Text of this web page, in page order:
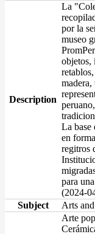
Description
La
por la
museo
objetos,
madera,
La base
en
regitros
para
(2024-
Subject
Arts
Arte